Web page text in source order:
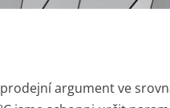
argument ve